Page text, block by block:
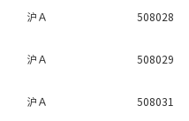
沪Ａ 508028
沪Ａ 508029
沪Ａ 508031